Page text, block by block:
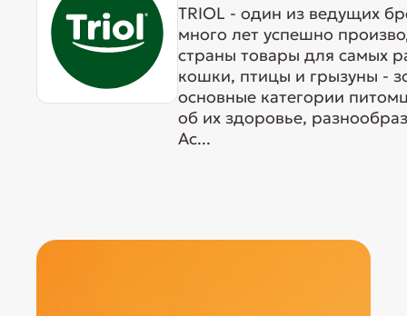
TRIOL - один из ведущих
много лет успешно
страны товары для самых
кошки, птицы и грызуны -
основные категории
об их здоровье,
Ас...